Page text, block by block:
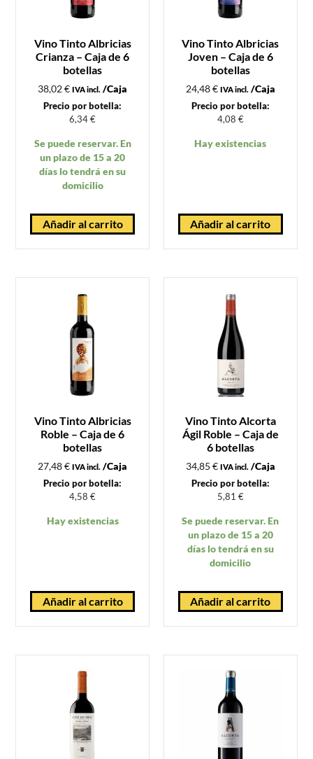
Vino Tinto Albricias
Crianza – Caja de 6
botellas
38,02€ IVA incl. /Caja
Precio por botella:
6,34€
Se puede reservar. En
un plazo de 15 a 20
días lo tendrá en su
domicilio
Añadir al carrito
Vino Tinto Albricias
Joven – Caja de 6
botellas
24,48€ IVA incl./Caja
Precio por botella:
4,08 €
Hay existencias
Añadir al carrito
Vino Tinto Albricias
Roble – Caja de 6
botellas
27,48€ IVA incl. /Caja
Precio por botella:
4,58€
Hay existencias
Añadir al carrito
Vino Tinto Alcorta
Ágil Roble – Caja de
6 botellas
34,85 € IVA incl./Caja
Precio por botella:
5,81 €
Se puede reservar. En
un plazo de 15 a 20
días lo tendrá en su
domicilio
Añadir al carrito